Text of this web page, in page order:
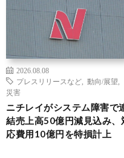
2026.08.08
プレスリリースなど
動向/展望
災害
ニチレイがシステム障害で
結売上高50億円減見込み、
応費用10億円を特損計上